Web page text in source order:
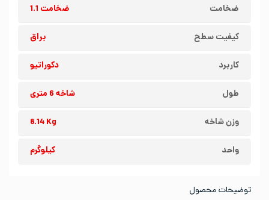
ضخامت ضخامت 1.1
کیفیت سطح براق
کاربرد دکوراتیو
طول شاخه 6 متری
وزن شاخه 8.14 Kg
واحد کیلوگرم
توضیحات محصول